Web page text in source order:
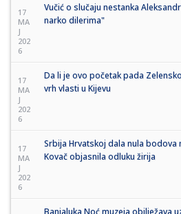
17
MA
J
202
6
Vučić o slučaju nestanka
narko dilerima"
17
MA
J
202
6
Da li je ovo početak pada
vrh vlasti u Kijevu
17
MA
J
202
6
Srbija Hrvatskoj dala nula bodova
Kovač objasnila odluku žirija
Banjaluka Noć muzeja obilježava